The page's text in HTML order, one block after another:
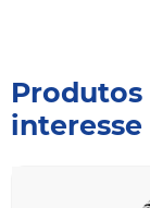
Produtos
interesse